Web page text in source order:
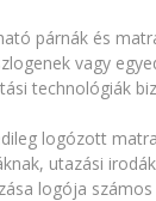
párnák és
vagy
technológiák
logózott
utazási
logója